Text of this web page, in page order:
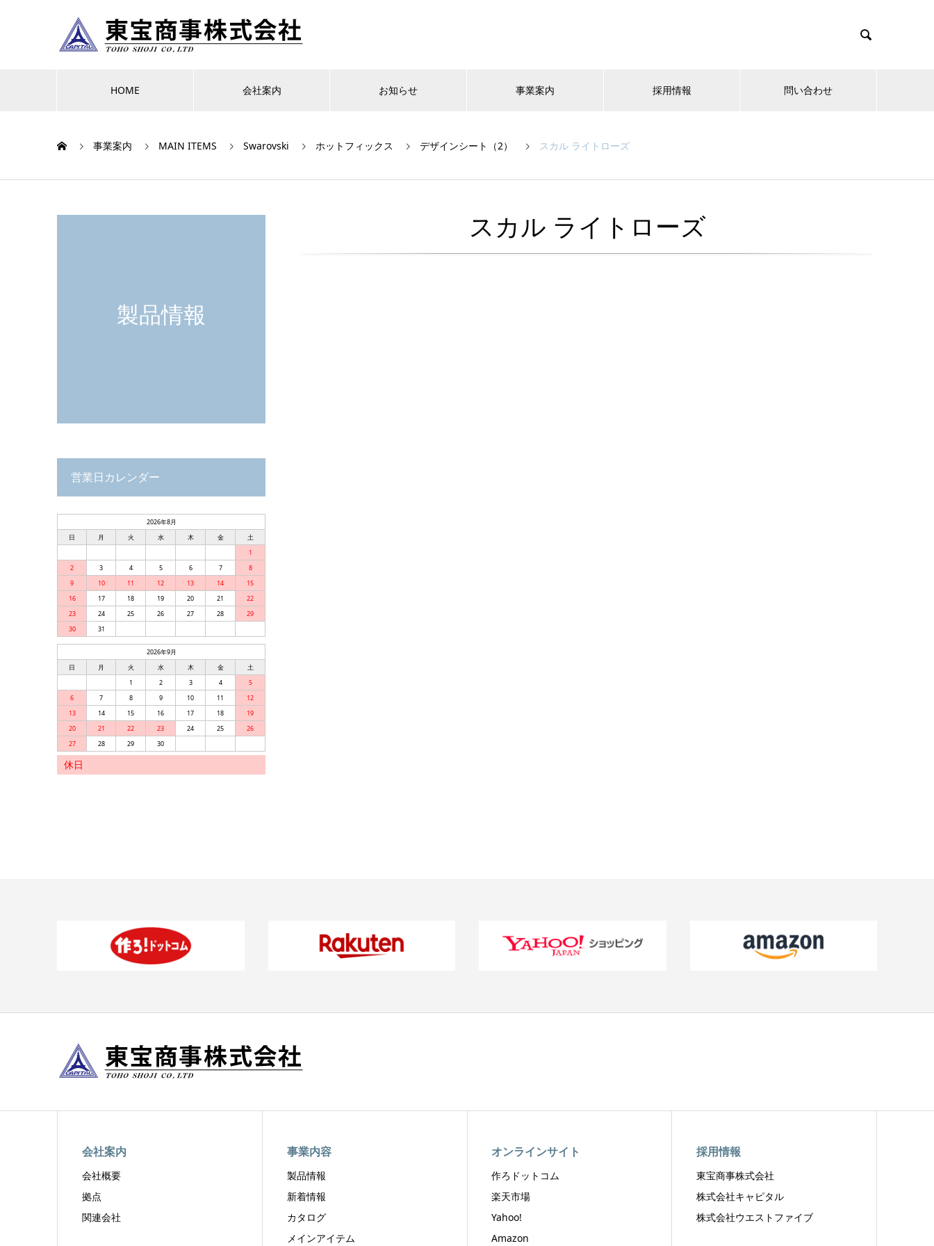

HOME 会社案内 お知らせ 事業案内 採用情報 問い合わせ
事業案内 MAIN ITEMS Swarovski ホットフィックス デザインシート（2） スカル ライトローズ
製品情報
スカル ライトローズ
営業日カレンダー
2026年8月
日
月 火 水 木 金
土
1
2
3 4 5 6 7
8
9
10 11 12 13 14
15
16
17 18 19 20 21
22
23
24 25 26 27 28
29
30
31
2026年9月
日
月 火 水 木 金
土
1
2 3 4
5
6
7 8 9 10 11
12
13
14 15 16 17 18
19
20
21 22 23 24 25
26
27
28 29 30
休日
会社案内
会社概要
拠点
関連会社
事業内容
製品情報
新着情報
カタログ
メインアイテム
オンラインサイト
作ろドットコム
楽天市場
Yahoo!
Amazon
採用情報
東宝商事株式会社
株式会社キャピタル
株式会社ウエストファイブ